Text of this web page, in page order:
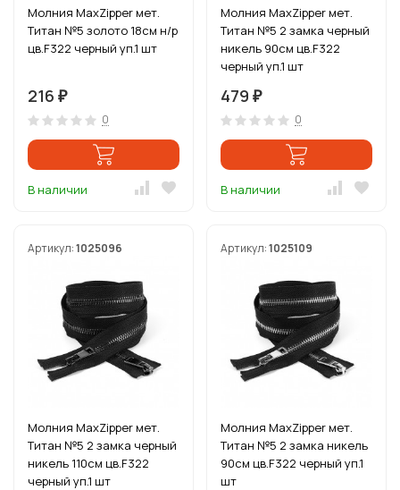
Молния MaxZipper мет.
Титан №5 золото 18см н/р
цв.F322 черный уп.1 шт
216 ₽
0
В наличии
Молния MaxZipper мет.
Титан №5 2 замка черный
никель 90см цв.F322
черный уп.1 шт
479 ₽
0
В наличии
Артикул:1025096
Молния MaxZipper мет.
Титан №5 2 замка черный
никель 110см цв.F322
черный уп.1 шт
Артикул:1025109
Молния MaxZipper мет.
Титан №5 2 замка никель
90см цв.F322 черный уп.1
шт